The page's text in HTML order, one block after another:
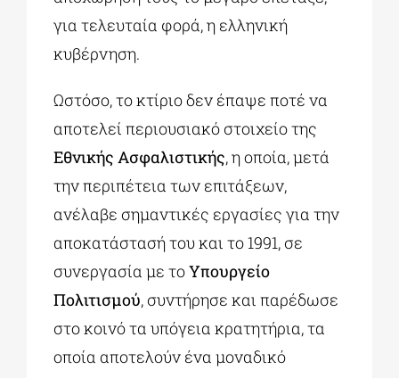
για τελευταία φορά, η ελληνική
κυβέρνηση.
Ωστόσο, το κτίριο δεν έπαψε ποτέ να
αποτελεί περιουσιακό στοιχείο της
Εθνικής Ασφαλιστικής, η οποία, μετά
την περιπέτεια των επιτάξεων,
ανέλαβε σημαντικές εργασίες για την
αποκατάστασή του και το 1991, σε
συνεργασία με τοΥπουργείο
Πολιτισμού, συντήρησε και παρέδωσε
στο κοινό τα υπόγεια κρατητήρια, τα
οποία αποτελούν ένα μοναδικό